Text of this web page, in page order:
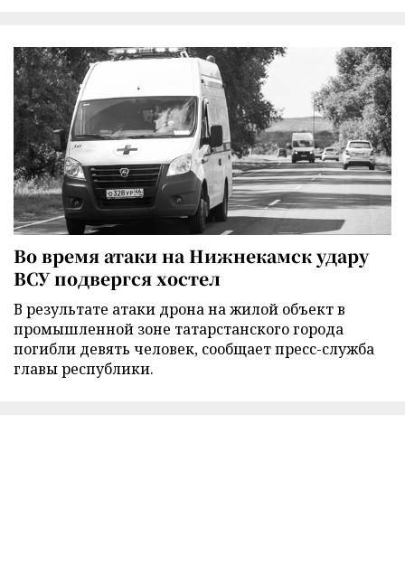
Во время атаки на Нижнекамск удару
ВСУ подвергся хостел
В результате атаки дрона на жилой объект в
промышленной зоне татарстанского города
погибли девять человек, сообщает пресс-служба
главы республики.